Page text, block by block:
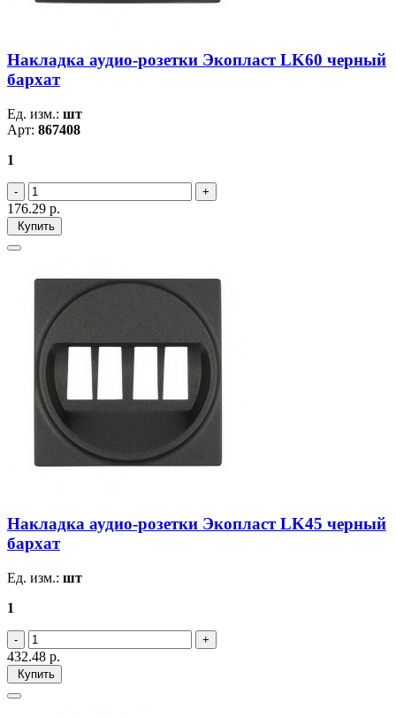
Накладка аудио-розетки Экопласт LK60 черный
бархат
Ед. изм.: шт
Арт: 867408
1
176.29 р.
Купить
Накладка аудио-розетки Экопласт LK45 черный
бархат
Ед. изм.: шт
1
432.48 р.
Купить